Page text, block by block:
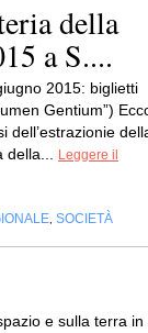
della
a S....
2015: biglietti
Gentium”)
dell’estrazionie
della...
Leggere il
SOCIETÀ
e sulla terra in